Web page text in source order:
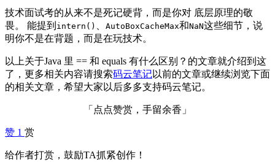
技术面试考的从来不是死记硬背，而是你对 底层原理的敬
畏。 能提到 intern() AutoBoxCacheMax和NaN这些细节，说
明你不是在背题，而是在玩技术。
以上关于Java 里 == 和 equals 有什么区别？的文章就介绍到这
了，更多相关内容请搜索码云笔记以前的文章或继续浏览下面
的相关文章，希望大家以后多多支持码云笔记。
「点点赞赏，手留余香」
赞 1 赏
给作者打赏，鼓励TA抓紧创作！